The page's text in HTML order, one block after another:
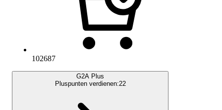
102687
G2A Plus
Pluspunten verdienen:22